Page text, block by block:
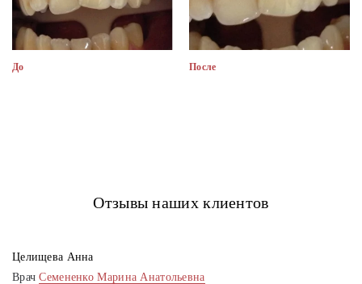
До После
Отзывы наших клиентов
Целищева Анна
ВрачСемененко Марина Анатольевна